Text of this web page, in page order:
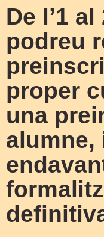
De l’1
podreu
proper
una
alumne,